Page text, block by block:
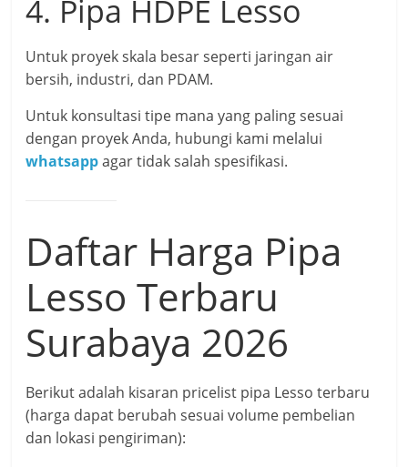
4. Pipa HDPE Lesso
Untuk proyek skala besar seperti jaringan air
bersih, industri, dan PDAM.
Untuk konsultasi tipe mana yang paling sesuai
dengan proyek Anda, hubungi kami melalui
whatsappagar tidak salah spesifikasi.
Daftar Harga Pipa
Lesso Terbaru
Surabaya 2026
Berikut adalah kisaran pricelist pipa Lesso terbaru
(harga dapat berubah sesuai volume pembelian
dan lokasi pengiriman):